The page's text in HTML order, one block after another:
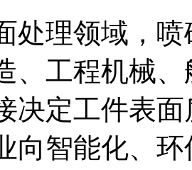
处理领域，
、工程机械
决定工件表
向智能化、